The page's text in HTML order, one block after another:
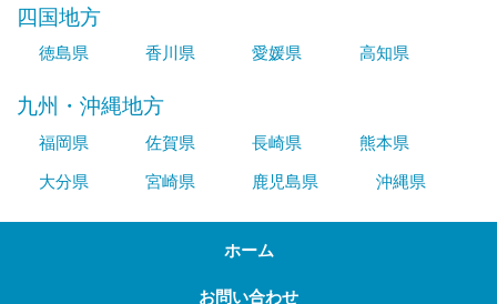
四国地方
徳島県 香川県 愛媛県 高知県
九州・沖縄地方
福岡県 佐賀県 長崎県
熊本県
大分県
宮崎県 鹿児島県 沖縄県
ホーム
お問い合わせ